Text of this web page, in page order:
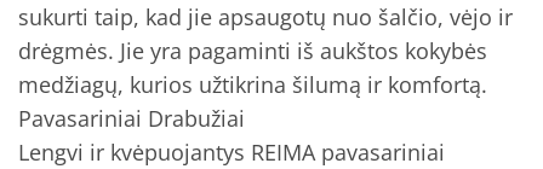
sukurti taip, kad jie apsaugotų nuo šalčio, vėjo ir
drėgmės. Jie yra pagaminti iš aukštos kokybės
medžiagų, kurios užtikrina šilumą ir komfortą.
Pavasariniai Drabužiai
Lengvi ir kvėpuojantys REIMA pavasariniai